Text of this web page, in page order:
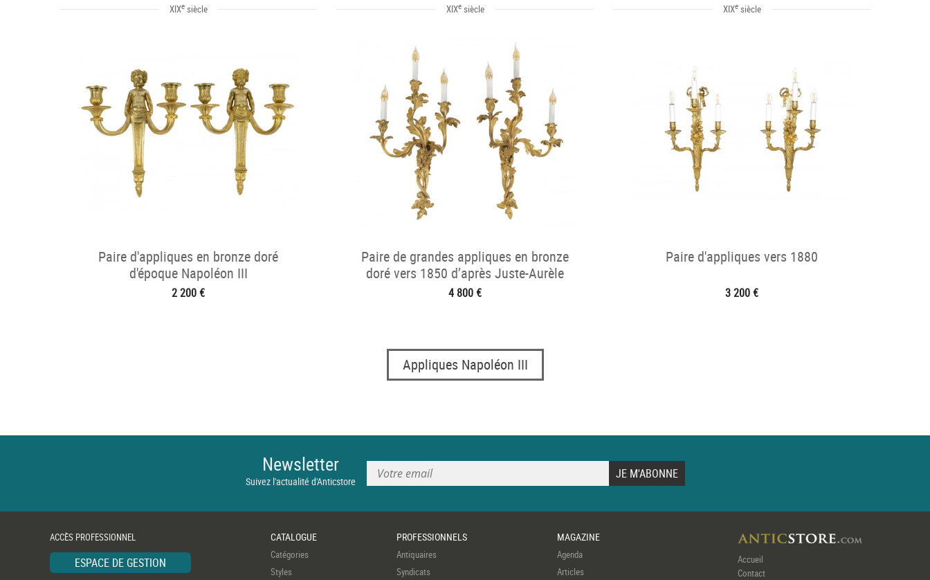
XIXesiècle
Paire d'appliques en bronze doré
d'époque Napoléon III
2 200 €
XIXesiècle
Paire de grandes appliques en bronze
doré vers 1850 d’après Juste-Aurèle
Meissonnier une
4 800 €
XIXesiècle
Paire d'appliques vers 1880
3 200 €
Appliques Napoléon III
Newsletter
Suivez l'actualité d'Anticstore
ACCÈS PROFESSIONNEL
ESPACE DE GESTION
CATALOGUE
Catégories
Styles
PROFESSIONNELS
Antiquaires
Syndicats
MAGAZINE
Agenda
Articles
Accueil
Contact